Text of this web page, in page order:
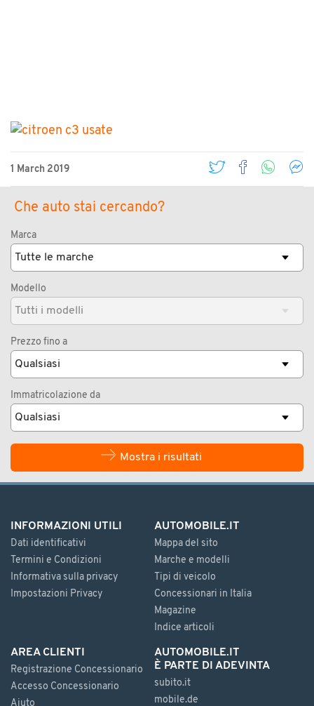
1 March 2019
Che auto stai cercando?
Marca
Modello
Prezzo fino a
Immatricolazione da
Mostra i risultati
INFORMAZIONI UTILI
Dati identificativi
Termini e Condizioni
Informativa sulla privacy
Impostazioni Privacy
AUTOMOBILE.IT
Mappa del sito
Marche e modelli
Tipi di veicolo
Concessionari in Italia
Magazine
Indice articoli
AREA CLIENTI
Registrazione Concessionario
Accesso Concessionario
Aiuto
AUTOMOBILE.IT
È PARTE DI ADEVINTA
subito.it
mobile.de